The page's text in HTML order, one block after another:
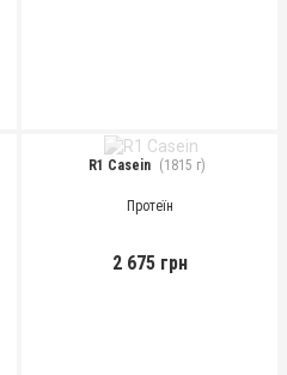
R1 Casein (1815 г)
Протеїн
2 675 грн